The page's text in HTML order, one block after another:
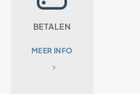
BETALEN
MEER INFO